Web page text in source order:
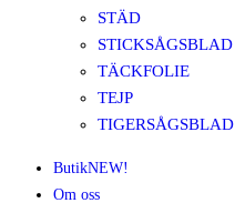
STÄD
STICKSÅGSBLAD
TÄCKFOLIE
TEJP
TIGERSÅGSBLAD
ButikNEW!
Om oss